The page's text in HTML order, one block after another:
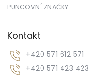
PUNCOVNÍ ZNAČKY
Kontakt
+420 571 612 571
+420 571 423 423